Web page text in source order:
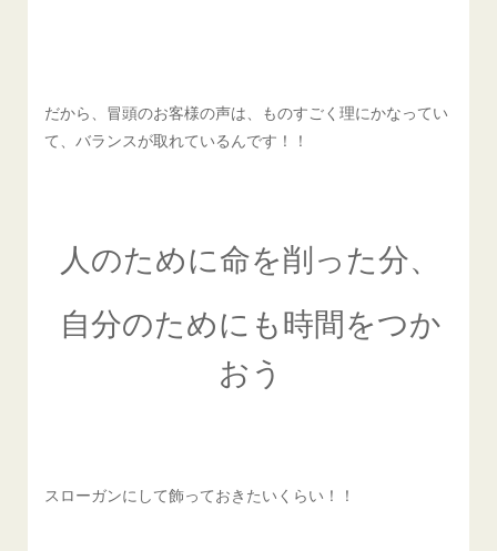
だから、冒頭のお客様の声は、ものすごく理にかなってい
て、バランスが取れているんです！！
人のために命を削った分、
自分のためにも時間をつか
おう
スローガンにして飾っておきたいくらい！！